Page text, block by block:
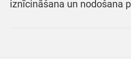
iznīcināšana un nodošana